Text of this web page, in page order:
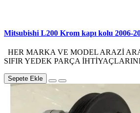
Mitsubishi L200 Krom kapı kolu 2006-
HER MARKA VE MODEL ARAZİ
SIFIR YEDEK PARÇA
Sepete Ekle